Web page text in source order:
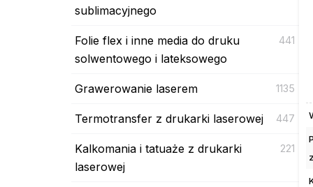
sublimacyjnego
Folie flex i inne media do druku
solwentowego i lateksowego
441
Grawerowanie laserem 1135
Termotransfer z drukarki laserowej 447
Kalkomania i tatuaże z drukarki
laserowej
221